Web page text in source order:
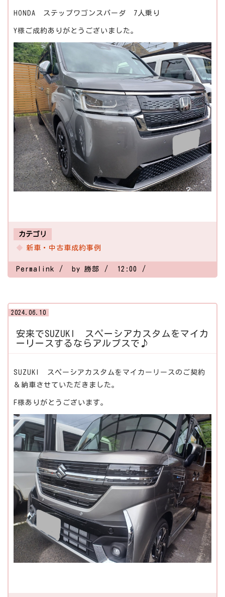
HONDA ステップワゴンスパーダ 7人乗り
Y様ご成約ありがとうございました。
カテゴリ
新車・中古車成約事例
Permalink by 勝部 12:00
2024.06.10
安来でSUZUKI スペーシアカスタムをマイカ
ーリースするならアルプスで♪
SUZUKI スペーシアカスタムをマイカーリースのご契約
＆納車させていただきました。
F様ありがとうございます。